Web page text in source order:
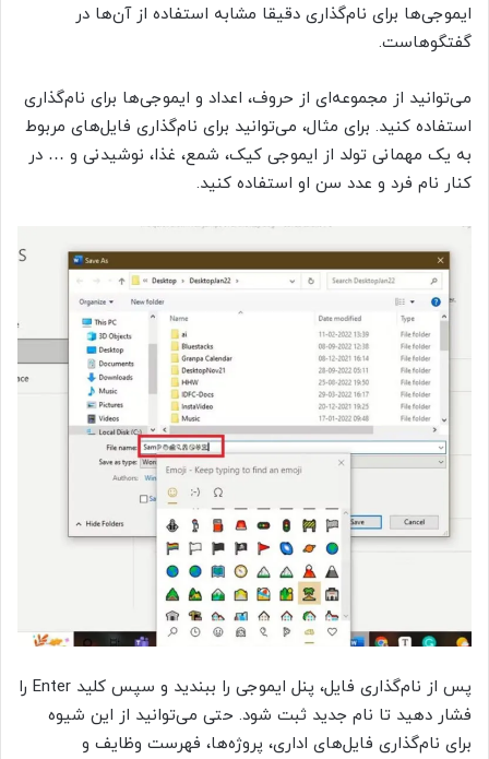
ایموجی‌ها برای نام‌گذاری دقیقا مشابه استفاده از آن‌ها در
گفتگوهاست.
می‌توانید از مجموعه‌ای از حروف، اعداد و ایموجی‌ها برای نام‌گذاری
استفاده کنید. برای مثال، می‌توانید برای نام‌گذاری فایل‌های مربوط
به یک مهمانی تولد از ایموجی‌ کیک، شمع، غذا، نوشیدنی و … در
کنار نام فرد و عدد سن او استفاده کنید.
پس از نام‌گذاری فایل، پنل ایموجی را ببندید و سپس کلید Enter را
فشار دهید تا نام جدید ثبت شود. حتی می‌توانید از این شیوه
برای نام‌گذاری فایل‌های اداری، پروژه‌ها، فهرست وظایف و